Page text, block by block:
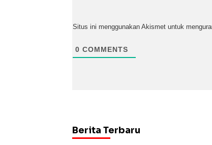
Situs ini menggunakan Akismet untuk
0 COMMENTS
Berita Terbaru